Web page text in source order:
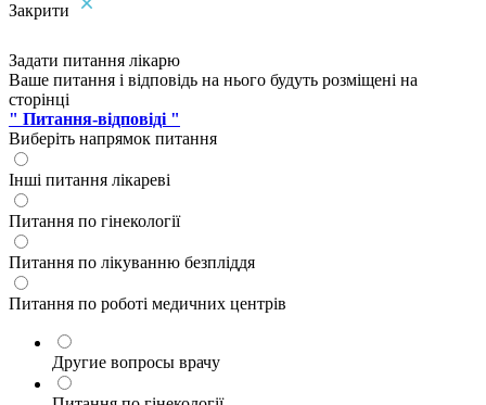
Закрити
Задати питання лікарю
Ваше питання і відповідь на нього будуть розміщені на
сторінці
" Питання-відповіді "
Виберіть напрямок питання
Інші питання лікареві
Питання по гінекології
Питання по лікуванню безпліддя
Питання по роботі медичних центрів
Другие вопросы врачу